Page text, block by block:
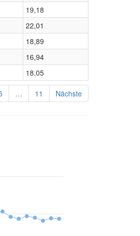
19,18
22,01
18,89
16,94
18,05
… 11 Nächste